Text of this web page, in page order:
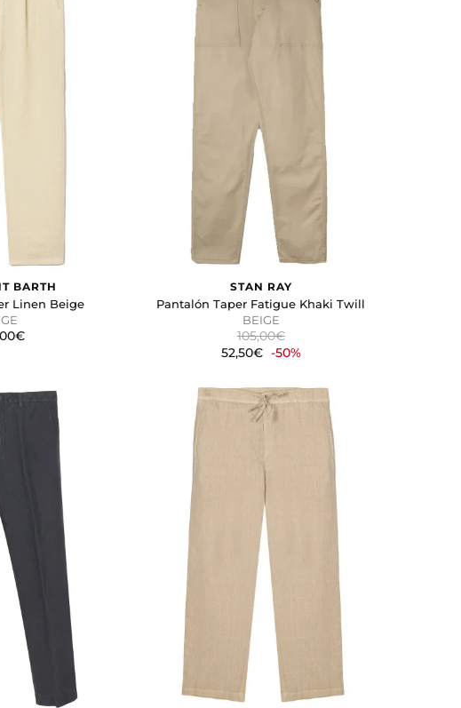
BARTH
Linen Beige
STAN RAY
Pantalón Taper Fatigue Khaki Twill
BEIGE
105,00€
52,50€ -50%
TODO RECHAZAR TODO
en nuestros sistemas. Puede
del sitio no funcionarán. Estas
el rendimiento de nuestro sitio y
visitantes navegan por el sitio. Toda la